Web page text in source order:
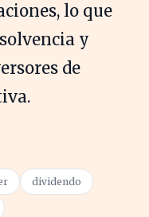
lo que
y
de
dividendo